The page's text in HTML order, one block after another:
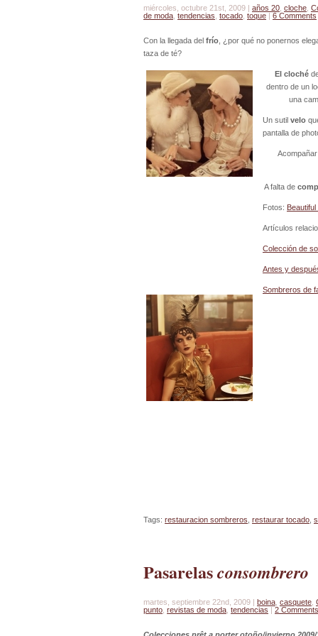
miércoles, octubre 21st, 2009 | años 20 cloche
de moda tendencias tocado toque | 6 Comments
Con la llegada del frío , ¿por qué no ponernos
taza de té?
El cloché
dentro de un
una
Un sutil velo
pantalla de
A falta de
Fotos:
Artículos
Colección de
Antes y
Sombreros de
Tags: restauracion sombreros restaurar tocado
Pasarelasconsombrero
martes, septiembre 22nd, 2009 | boina casquete
punto revistas de moda tendencias | 2 Comments